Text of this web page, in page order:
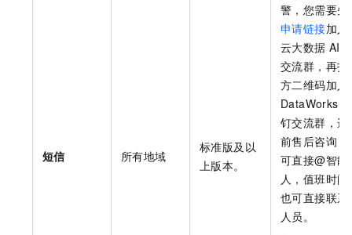
短信 所有地域
标准版及以
上版本。
警， 您需要先
申请链接加入
云大数据 AI
交流群，再扫
方二维码加入
DataWorks
钉交流群，进
前售后咨询，
可直接@智能
人，值班时间
也可直接联系
人员。